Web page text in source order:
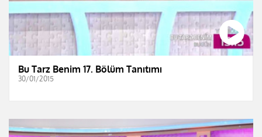
Bu Tarz Benim 17. Bölüm Tanıtımı
30/01/2015